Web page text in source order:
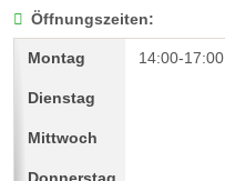
Öffnungszeiten:
14:00-17:00